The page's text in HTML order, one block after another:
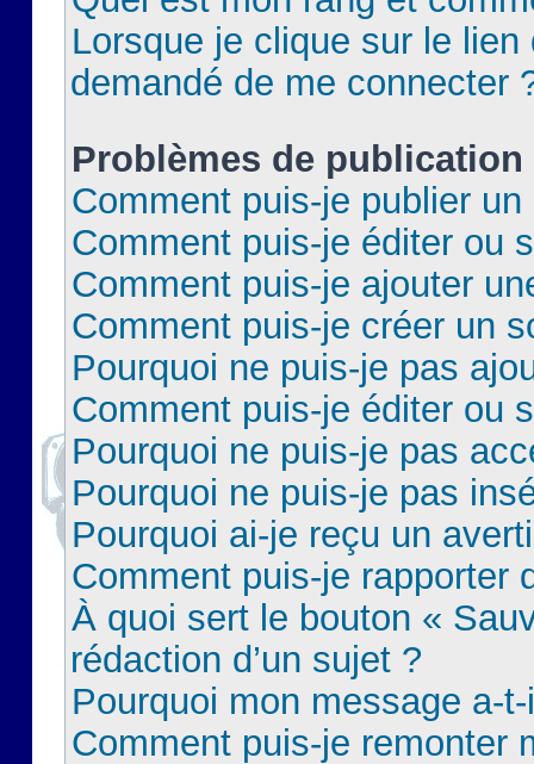
Lorsque je clique sur le lien
demandé de me connecter
Problèmes de publication
Comment puis-je publier
Comment puis-je éditer ou
Comment puis-je ajouter
Comment puis-je créer un
Pourquoi ne puis-je pas
Comment puis-je éditer ou
Pourquoi ne puis-je pas
Pourquoi ne puis-je pas
Pourquoi ai-je reçu un
Comment puis-je rapporter
À quoi sert le bouton «
rédaction d’un sujet ?
Pourquoi mon message a-
Comment puis-je remonter